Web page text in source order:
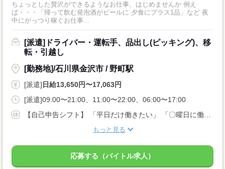
ちょっとした贅沢ができるようなお仕事、はじめませんか 例え
ば・・・「帰って飲む発泡酒がビールに 夕食にプラス1品」など 夜
中にがっつり稼ぐお仕事...
[派遣]ドライバー・運転手、品出し(ピッキング)、移
転・引越し
[勤務地]/石川県金沢市 / 野町駅
[派遣] 日給13,650円〜17,063円
[派遣]09:00〜21:00、11:00〜22:00、06:00〜17:00
【自己申告シフト】 「平日だけ働きたい」 「〇曜日に働きたい」 など、働き方は自分で選べます。 曜日・時間についてのご希望も 面談の際に教えてくださいね。 ※こちらは中型以上のお仕事の例です
もっと見る
応募する（バイトル求人）